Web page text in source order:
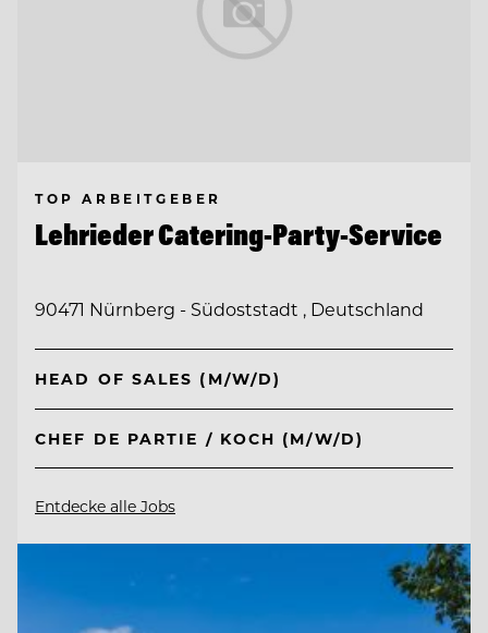
TOP ARBEITGEBER
Lehrieder Catering-Party-Service
90471 Nürnberg - Südoststadt , Deutschland
HEAD OF SALES (M/W/D)
CHEF DE PARTIE / KOCH (M/W/D)
Entdecke alle Jobs